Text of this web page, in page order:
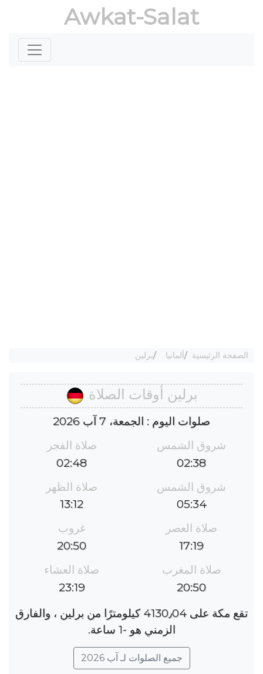
Awkat-Salat
الصفحة الرئيسية ألمانيا برلين
برلين أوقات الصلاة
صلوات اليوم : الجمعة، 7 آب 2026
شروق الشمس
02:38
صلاة الفجر
02:48
شروق الشمس
05:34
صلاة الظهر
13:12
صلاة العصر
17:19
غروب
20:50
صلاة المغرب
20:50
صلاة العشاء
23:19
تقع مكة على 4130٫04 كيلومترًا من برلين ، والفارق
الزمني هو ؜-1 ساعة.
جميع الصلوات لـ آب 2026